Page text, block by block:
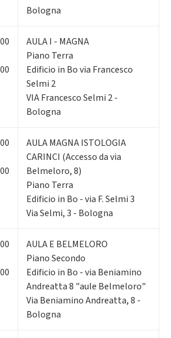
Bologna
AULA I - MAGNA
Piano Terra
Edificio in Bo via Francesco
Selmi 2
VIA Francesco Selmi 2 -
Bologna
AULA MAGNA ISTOLOGIA
CARINCI (Accesso da via
Belmeloro, 8)
Piano Terra
Edificio in Bo - via F. Selmi 3
Via Selmi, 3 - Bologna
AULA E BELMELORO
Piano Secondo
Edificio in Bo - via Beniamino
Andreatta 8 "aule Belmeloro"
Via Beniamino Andreatta, 8 -
Bologna